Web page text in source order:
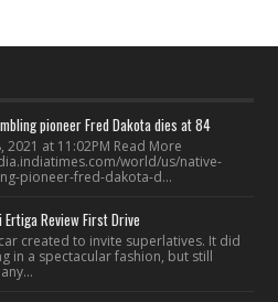
pioneer Fred Dakota dies at 84
2021 at 11:02PM Read More
world/us/native-
pioneer-fred-dakota-d...
Review First Drive
created to invite superlatives. It did
in a spectacular fashion, but still